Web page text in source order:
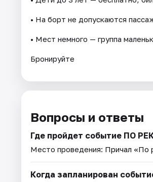
• На борт не допускаются
• Мест немного — группа
Бронируйте
Вопросы и ответы
Где пройдет событие ПО
Место проведения: Причал «По
Когда запланирован